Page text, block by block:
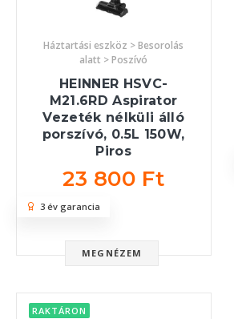
Háztartási eszköz > Besorolás
alatt > Poszívó
HEINNER HSVC-
M21.6RD Aspirator
Vezeték nélküli álló
porszívó, 0.5L 150W,
Piros
23 800 Ft
MEGNÉZEM
3 év garancia
RAKTÁRON